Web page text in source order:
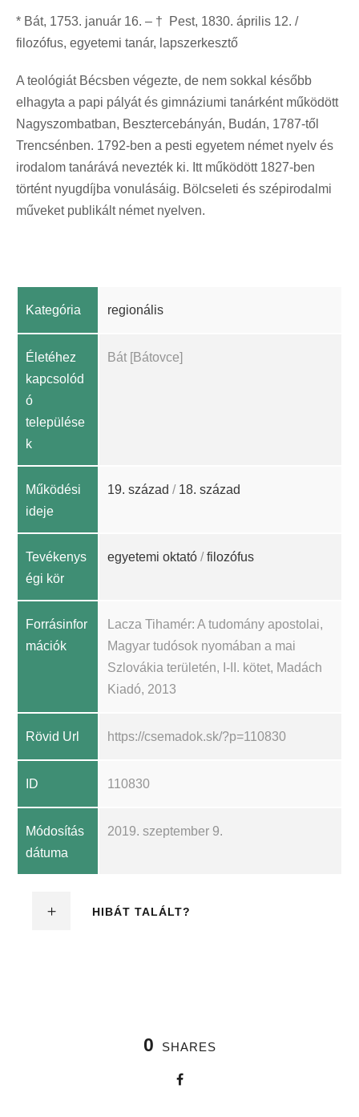
* Bát, 1753. január 16. – † Pest, 1830. április 12. /
filozófus, egyetemi tanár, lapszerkesztő
A teológiát Bécsben végezte, de nem sokkal később
elhagyta a papi pályát és gimnáziumi tanárként működött
Nagyszombatban, Besztercebányán, Budán, 1787-től
Trencsénben. 1792-ben a pesti egyetem német nyelv és
irodalom tanárává nevezték ki. Itt működött 1827-ben
történt nyugdíjba vonulásáig. Bölcseleti és szépirodalmi
műveket publikált német nyelven.
Kategória regionális
Életéhez
kapcsolód
ó
települése
k
Bát [Bátovce]
Működési
ideje
19. század / 18. század
Tevékenys
égi kör
egyetemi oktató /filozófus
Forrásinfor
mációk
Lacza Tihamér: A tudomány apostolai,
Magyar tudósok nyomában a mai
Szlovákia területén, I-II. kötet, Madách
Kiadó, 2013
Rövid Url https://csemadok.sk/?p=110830
ID 110830
Módosítás
dátuma
2019. szeptember 9.
HIBÁT TALÁLT?
0 SHARES